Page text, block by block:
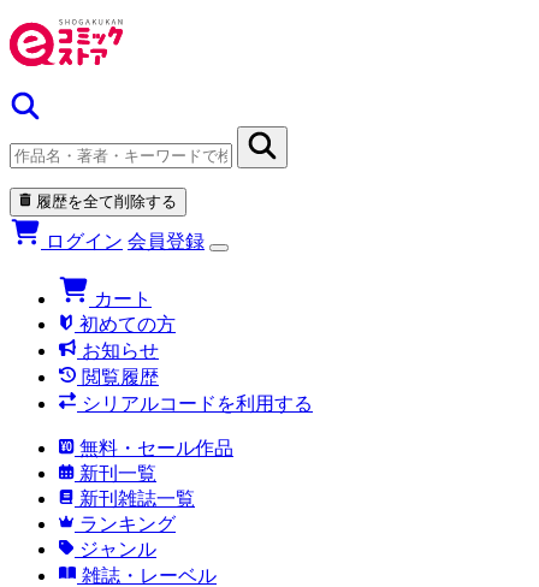
履歴を全て削除する
ログイン 会員登録
カート
初めての方
お知らせ
閲覧履歴
シリアルコードを利用する
無料・セール作品
新刊一覧
新刊雑誌一覧
ランキング
ジャンル
雑誌・レーベル